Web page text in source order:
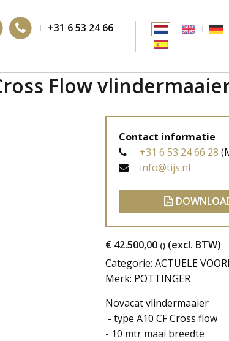
+31 6 53 24 66
Flow
Contact informatie
+31 6 53 24 66 28
info@tijs.nl
€ 42.500,00 () (excl. BTW)
Categorie: ACTUELE
Merk: POTTINGER
Novacat vlindermaaier
- type A10 CF Cross flow
- 10 mtr maai breedte